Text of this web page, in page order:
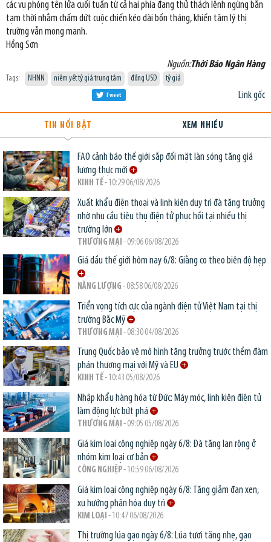
các vụ phóng tên lửa cuối tuần từ cả hai phía đang thử thách lệnh ngừng bắn
tạm thời nhằm chấm dứt cuộc chiến kéo dài bốn tháng, khiến tâm lý thị
trường vẫn mong manh.
Hồng Sơn
Nguồn:Thời Báo Ngân Hàng
Tags: NHNN niêm yết tỷ giá trung tâm đồng USD tỷ giá
Link gốc
Tweet
TIN NỔI BẬT XEM NHIỀU
FAO cảnh báo thế giới sắp đối mặt làn sóng tăng giá
lương thực mới
KINH TẾ- 10:29 06/08/2026
Xuất khẩu điện thoại và linh kiện duy trì đà tăng trưởng
nhờ nhu cầu tiêu thụ điện tử phục hồi tại nhiều thị
trường lớn
THƯƠNG MẠI - 09:06 06/08/2026
Giá dầu thế giới hôm nay 6/8: Giằng co theo biên độ hẹp
NĂNG LƯỢNG - 08:58 06/08/2026
Triển vọng tích cực của ngành điện tử Việt Nam tại thị
trường Bắc Mỹ
THƯƠNG MẠI - 08:30 04/08/2026
Trung Quốc bảo vệ mô hình tăng trưởng trước thềm đàm
phán thương mại với Mỹ và EU
KINH TẾ- 10:43 05/08/2026
Nhập khẩu hàng hóa từ Đức: Máy móc, linh kiện điện tử
làm động lực bứt phá
THƯƠNG MẠI - 09:05 05/08/2026
Giá kim loại công nghiệp ngày 6/8: Đà tăng lan rộng ở
nhóm kim loại cơ bản
CÔNG NGHIỆP- 10:59 06/08/2026
Giá kim loại công nghiệp ngày 6/8: Tăng giảm đan xen,
xu hướng phân hóa duy trì
KIM LOẠI - 10:47 06/08/2026
Thị trường lúa gạo ngày 6/8: Lúa tươi tăng nhẹ, gạo